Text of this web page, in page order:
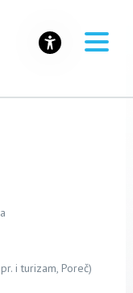
i turizam, Poreč)